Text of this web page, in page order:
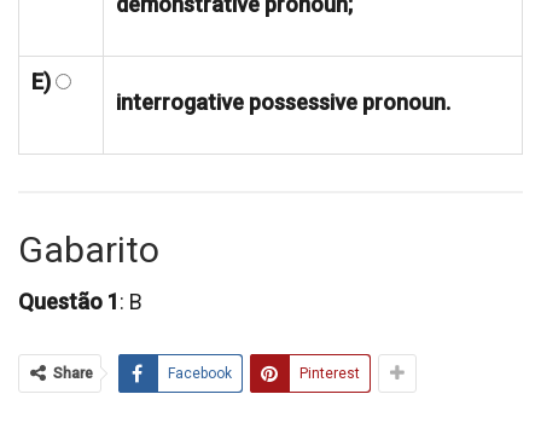
E)
interrogative possessive pronoun.
Gabarito
Questão 1: B
Share Facebook Pinterest